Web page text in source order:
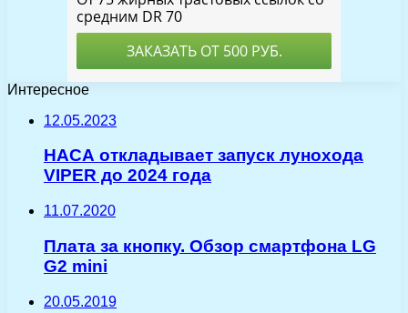
Интересное
12.05.2023
НАСА откладывает запуск лунохода
VIPER до 2024 года
11.07.2020
Плата за кнопку. Обзор смартфона LG
G2 mini
20.05.2019